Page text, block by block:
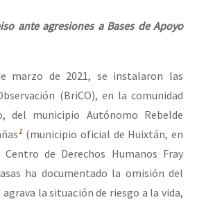
ante agresiones a Bases de Apoyo
marzo de 2021, se instalaron las
(BriCO), en la comunidad
del municipio Autónomo Rebelde
1 (municipio oficial de Huixtán, en
Centro de Derechos Humanos Fray
ha documentado la omisión del
la situación de riesgo a la vida,